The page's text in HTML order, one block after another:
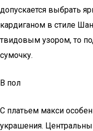
допускается выбрать
кардиганом в стиле
твидовым узором, то
сумочку.
В пол
С платьем макси
украшения.